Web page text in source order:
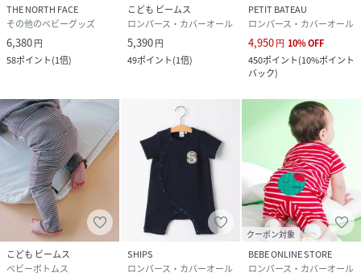
THE NORTH FACE
その他のベビーグッズ
6,380円
58ポイント(1倍)
こども ビームス
ロンパース・カバーオール
5,390円
49ポイント(1倍)
PETIT BATEAU
ロンパース・カバーオール
4,950円 10%OFF
450ポイント(10%ポイント
バック)
こども ビームス
ベビーボトムス
SHIPS
ロンパース・カバーオール
クーポン対象
BEBE ONLINE STORE
ロンパース・カバーオール